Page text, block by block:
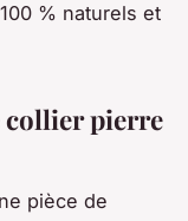
% naturels et
collier pierre
pièce de